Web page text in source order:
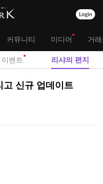
커뮤니티 미디어 거
이벤트 리샤의 편지
고 신규 업데이트